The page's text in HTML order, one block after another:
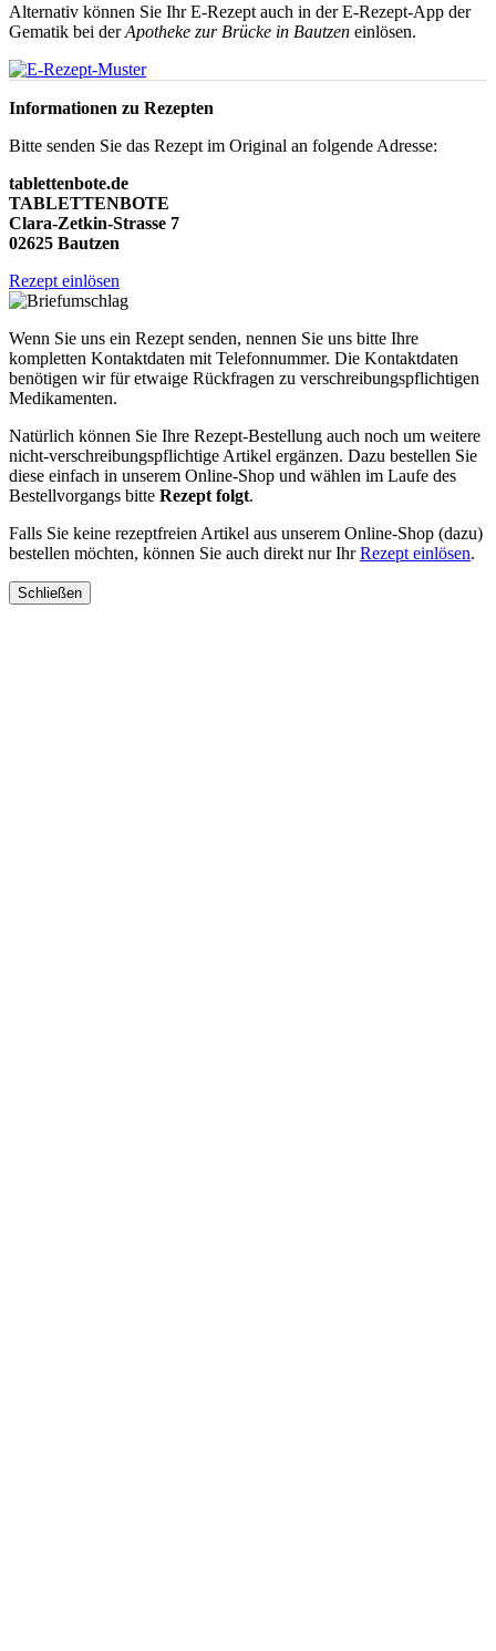
Alternativ können Sie Ihr E-Rezept auch in der E-Rezept-App der
Gematik bei derApotheke zur Brücke in Bautzen einlösen.
Informationen zu Rezepten
Bitte senden Sie das Rezept im Original an folgende Adresse:
tablettenbote.de
TABLETTENBOTE
Clara-Zetkin-Strasse 7
02625 Bautzen
Rezept einlösen
Wenn Sie uns ein Rezept senden, nennen Sie uns bitte Ihre
kompletten Kontaktdaten mit Telefonnummer. Die Kontaktdaten
benötigen wir für etwaige Rückfragen zu verschreibungspflichtigen
Medikamenten.
Natürlich können Sie Ihre Rezept-Bestellung auch noch um weitere
nicht-verschreibungspflichtige Artikel ergänzen. Dazu bestellen Sie
diese einfach in unserem Online-Shop und wählen im Laufe des
Bestellvorgangs bitte Rezept folgt.
Falls Sie keine rezeptfreien Artikel aus unserem Online-Shop (dazu)
bestellen möchten, können Sie auch direkt nur IhrRezept einlösen.
Schließen